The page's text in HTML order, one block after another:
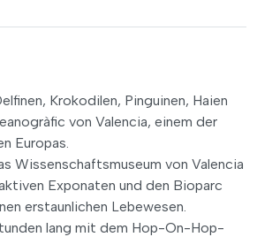
Krokodilen, Pinguinen, Haien
von Valencia, einem der
Europas.
Wissenschaftsmuseum von Valencia
Exponaten und den Bioparc
erstaunlichen Lebewesen.
lang mit dem Hop-On-Hop-